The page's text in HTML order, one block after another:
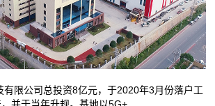
限公司总投资8亿元，于2020年3月份落户工